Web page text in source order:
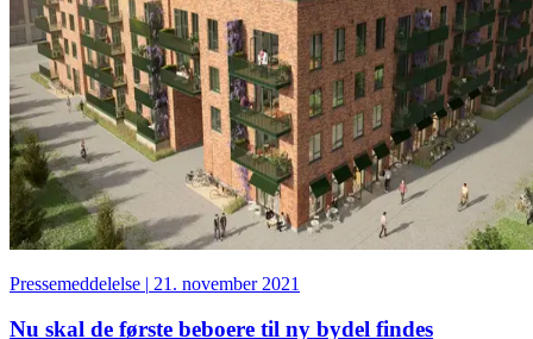
Pressemeddelelse | 21. november 2021
Nu skal de første beboere til ny bydel findes